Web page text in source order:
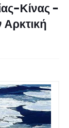
Κίνας -
Αρκτική